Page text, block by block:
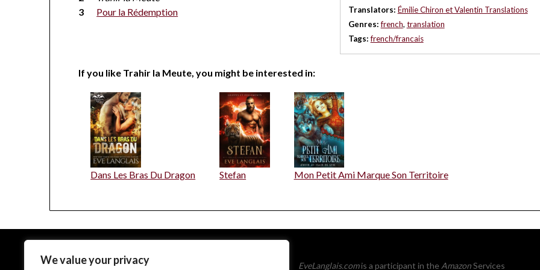
We value your privacy
Pour la Rédemption
Translators: Émilie Chiron et Valentin Translations
Genres: french, translation
Tags: french/francais
If you like Trahir la Meute, you might be interested in:
Dans Les Bras Du Dragon Stefan Mon Petit Ami Marque Son Territoire
EveLanglais.com copyrighted © since 2009 EveLanglais.comis a participant in the AmazonServices